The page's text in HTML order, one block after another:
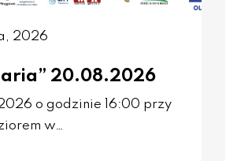
2026
20.08.2026
o godzinie 16:00 przy
w…